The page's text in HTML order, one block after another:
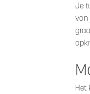
Je
van
Het